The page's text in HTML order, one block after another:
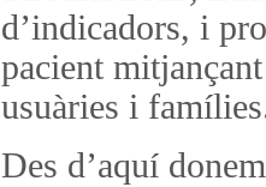
d’indicadors, i
pacient
usuàries i
Des d’aquí